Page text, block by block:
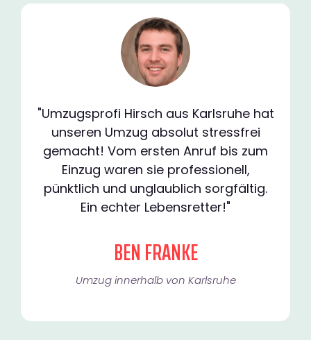
"Umzugsprofi Hirsch aus Karlsruhe hat
unseren Umzug absolut stressfrei
gemacht! Vom ersten Anruf bis zum
Einzug waren sie professionell,
pünktlich und unglaublich sorgfältig.
Ein echter Lebensretter!"
BEN FRANKE
Umzug innerhalb von Karlsruhe​